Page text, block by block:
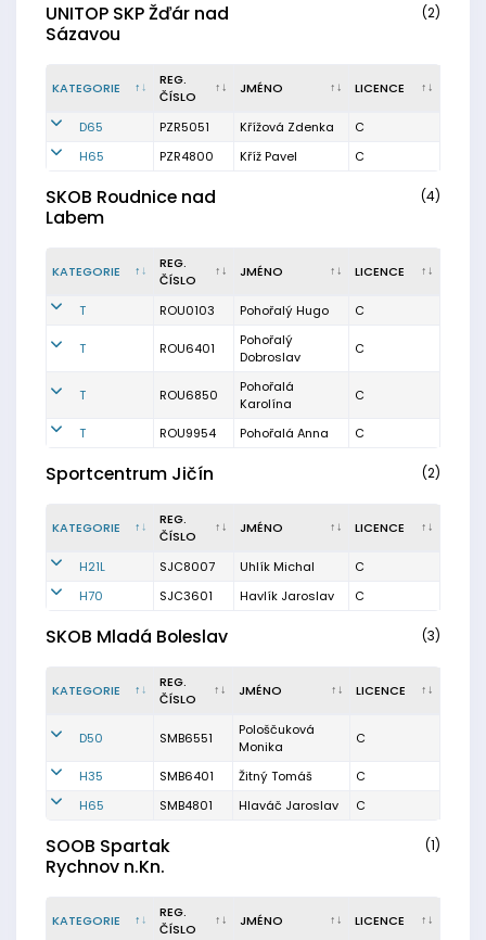
UNITOP SKP Žďár nad
Sázavou
(2)
KATEGORIE
REG.
ČÍSLO
JMÉNO LICENCE
D65 PZR5051 Křížová Zdenka
C
H65
PZR4800 Kříž Pavel C
SKOB Roudnice nad
Labem
(4)
KATEGORIE
REG.
ČÍSLO
JMÉNO LICENCE
T ROU0103 Pohořalý Hugo C
T ROU6401
Pohořalý
Dobroslav
C
T ROU6850
Pohořalá
Karolína
C
T ROU9954 Pohořalá Anna C
Sportcentrum Jičín (2)
KATEGORIE
REG.
ČÍSLO
JMÉNO LICENCE
H21L SJC8007 Uhlík Michal
C
H70
SJC3601 Havlík Jaroslav C
SKOB Mladá Boleslav (3)
KATEGORIE
REG.
ČÍSLO
JMÉNO LICENCE
D50 SMB6551
Pološčuková
Monika
C
H35 SMB6401 Žitný Tomáš
C
H65
SMB4801 Hlaváč Jaroslav C
SOOB Spartak
Rychnov n.Kn.
(1)
KATEGORIE
REG.
ČÍSLO
JMÉNO LICENCE